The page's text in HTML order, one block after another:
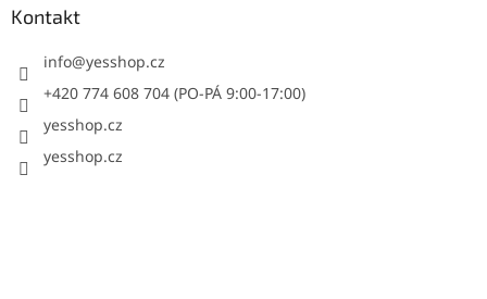
Kontakt
info@yesshop.cz
+420 774 608 704 (PO-PÁ 9:00-17:00)
yesshop.cz
yesshop.cz